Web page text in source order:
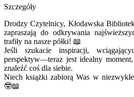
Szczegóły
Drodzy Czytelnicy, Kłodawska
zapraszają do odkrywania
trafiły na nasze półki! 📖
Jeśli szukacie inspiracji,
perspektyw—teraz jest idealny
znaleźć coś dla siebie.
Niech książki zabiorą Was w
🤓📖